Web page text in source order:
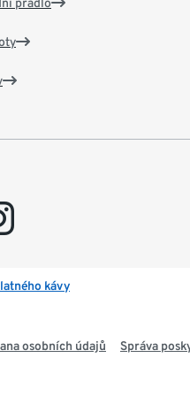
kávy
osobních údajů Správa